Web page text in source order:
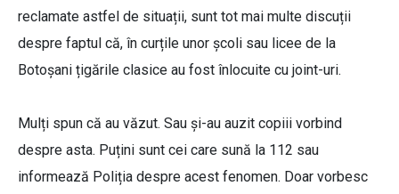
reclamate astfel de situații, sunt tot mai multe discuții
despre faptul că, în curțile unor școli sau licee de la
Botoșani țigările clasice au fost înlocuite cu joint-uri.
Mulți spun că au văzut. Sau și-au auzit copiii vorbind
despre asta. Puțini sunt cei care sună la 112 sau
informează Poliția despre acest fenomen. Doar vorbesc